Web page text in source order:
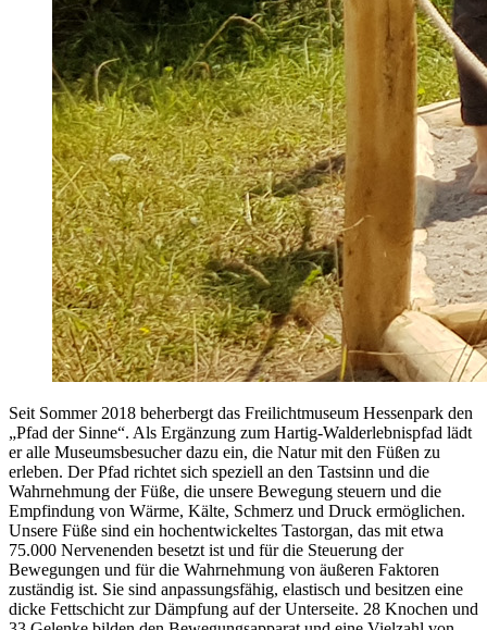
Seit Sommer 2018 beherbergt das Freilichtmuseum Hessenpark den
„Pfad der Sinne“. Als Ergänzung zum Hartig-Walderlebnispfad lädt
er alle Museumsbesucher dazu ein, die Natur mit den Füßen zu
erleben. Der Pfad richtet sich speziell an den Tastsinn und die
Wahrnehmung der Füße, die unsere Bewegung steuern und die
Empfindung von Wärme, Kälte, Schmerz und Druck ermöglichen.
Unsere Füße sind ein hochentwickeltes Tastorgan, das mit etwa
75.000 Nervenenden besetzt ist und für die Steuerung der
Bewegungen und für die Wahrnehmung von äußeren Faktoren
zuständig ist. Sie sind anpassungsfähig, elastisch und besitzen eine
dicke Fettschicht zur Dämpfung auf der Unterseite. 28 Knochen und